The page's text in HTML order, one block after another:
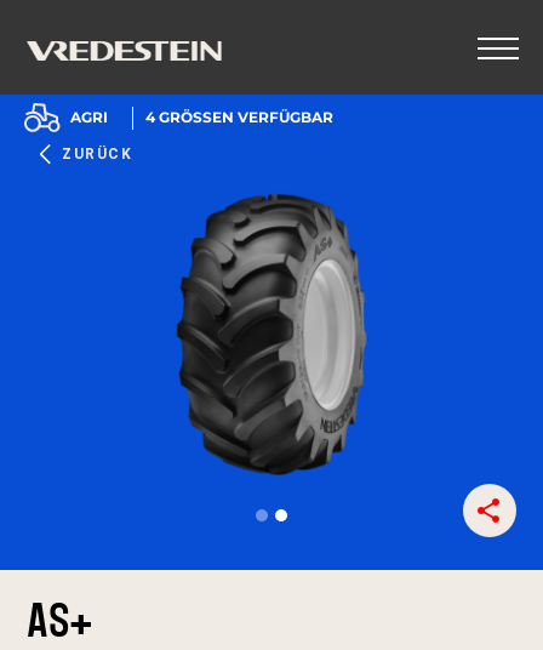
ZURÜCK
AGRI 4GRÖSSEN VERFÜGBAR
AS+